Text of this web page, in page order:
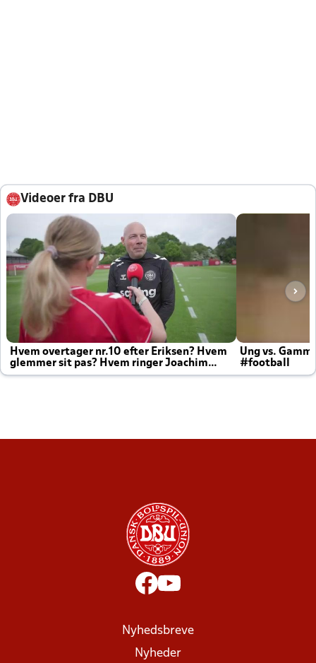
Videoer fra DBU
Hvem overtager nr.10 efter Eriksen? Hvem
glemmer sit pas? Hvem ringer Joachim
altid til efter kampe?
Ung vs.
#football
Nyhedsbreve
Nyheder